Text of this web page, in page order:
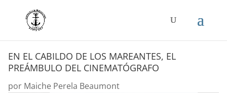
EN EL CABILDO DE LOS MAREANTES, EL
PREÁMBULO DEL CINEMATÓGRAFO
por Maiche Perela Beaumont